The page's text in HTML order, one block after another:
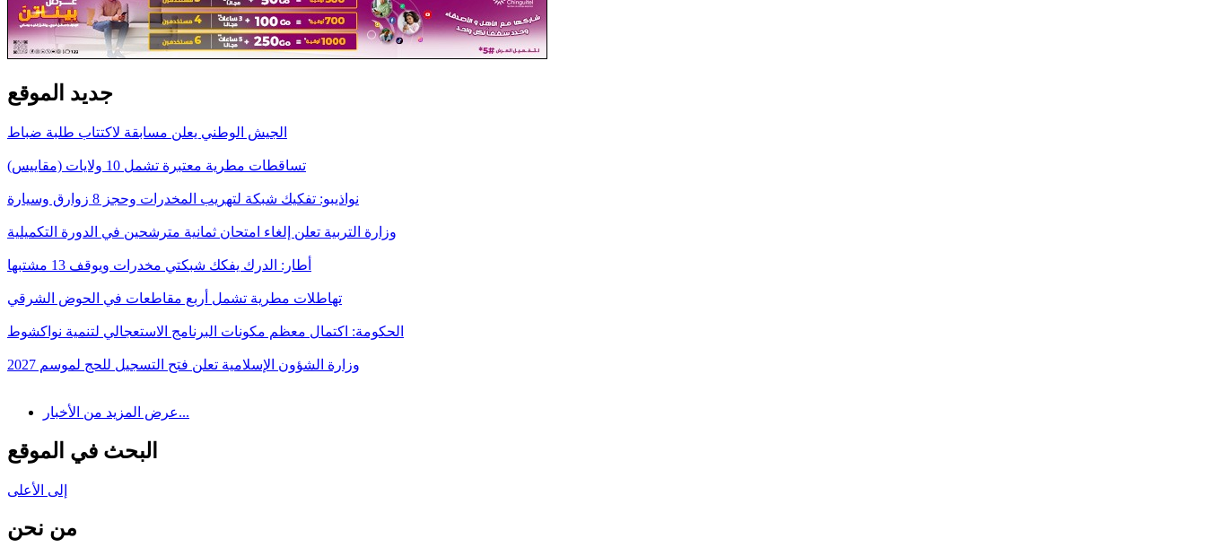
جديد الموقع
الجيش الوطني يعلن مسابقة لاكتتاب طلبة ضباط
تساقطات مطرية معتبرة تشمل 10 ولايات (مقاييس)
نواذيبو: تفكيك شبكة لتهريب المخدرات وحجز 8 زوارق وسيارة
وزارة التربية تعلن إلغاء امتحان ثمانية مترشحين في الدورة التكميلية
أطار: الدرك يفكك شبكتي مخدرات ويوقف 13 مشتبها
تهاطلات مطرية تشمل أربع مقاطعات في الحوض الشرقي
الحكومة: اكتمال معظم مكونات البرنامج الاستعجالي لتنمية نواكشوط
وزارة الشؤون الإسلامية تعلن فتح التسجيل للحج لموسم 2027
عرض المزيد من الأخبار...
البحث في الموقع
إلى الأعلى
من نحن